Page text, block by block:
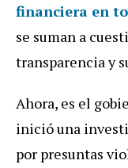
financiera en
se suman a
transparencia y
Ahora, es el
inició una
por presuntas